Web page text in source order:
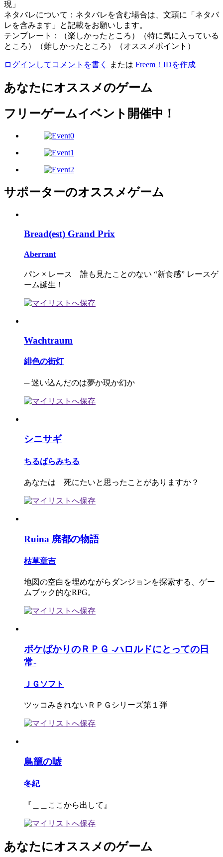
現」
ネタバレについて：ネタバレを含む場合は、文頭に「ネタバ
レを含みます」と記載をお願いします。
テンプレート：（楽しかったところ）（特に気に入っている
ところ）（難しかったところ）（オススメポイント）
ログインしてコメントを書く または Freem！IDを作成
あなたにオススメのゲーム
フリーゲームイベント開催中！
サポーターのオススメゲーム
Bread(est) Grand Prix
Aberrant
パン × レース 誰も見たことのない “新食感” レースゲ
ーム誕生！
Wachtraum
緋色の街灯
─ 迷い込んだのは夢か現か幻か
シニサギ
ちるばらみちる
あなたは 死にたいと思ったことがありますか？
Ruina 廃都の物語
枯草章吉
地図の空白を埋めながらダンジョンを探索する、ゲー
ムブック的なRPG。
ボケばかりのＲＰＧ -ハロルドにとっての日
常-
ＪＧソフト
ツッコみきれないＲＰＧシリーズ第１弾
鳥籠の嘘
冬紀
『＿＿ここから出して』
あなたにオススメのゲーム